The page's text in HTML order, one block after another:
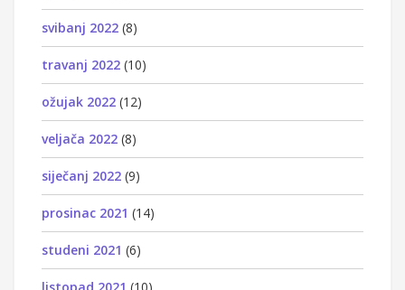
svibanj 2022 (8)
travanj 2022 (10)
ožujak 2022 (12)
veljača 2022 (8)
siječanj 2022 (9)
prosinac 2021 (14)
studeni 2021 (6)
listopad 2021 (10)